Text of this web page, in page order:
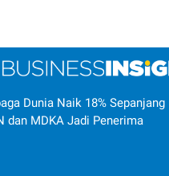
Dunia Naik 18% Sepanjang
dan MDKA Jadi Penerima